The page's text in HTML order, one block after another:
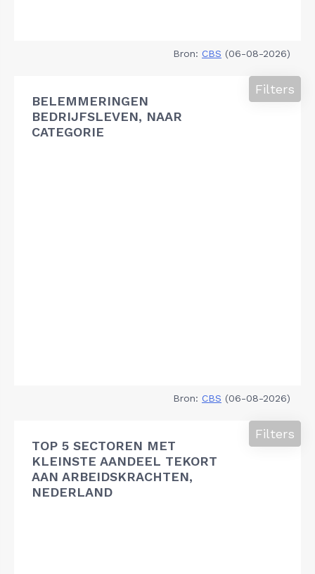
Bron: CBS (06-08-2026)
BELEMMERINGEN
BEDRIJFSLEVEN, NAAR
CATEGORIE
Filters
Bron: CBS (06-08-2026)
TOP 5 SECTOREN MET
KLEINSTE AANDEEL TEKORT
AAN ARBEIDSKRACHTEN,
NEDERLAND
Filters